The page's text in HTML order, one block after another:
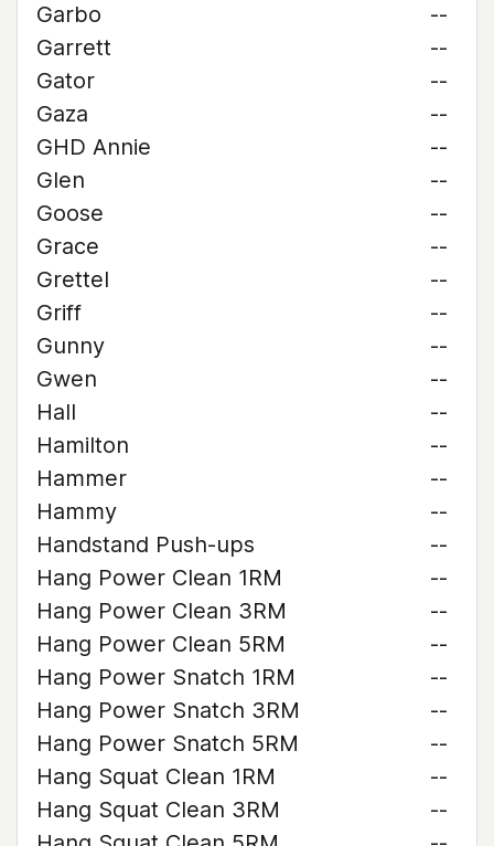
Garbo
--
Garrett
--
Gator
--
Gaza
--
GHD Annie
--
Glen
--
Goose
--
Grace
--
Grettel
--
Griff
--
Gunny
--
Gwen
--
Hall
--
Hamilton
--
Hammer
--
Hammy
--
Handstand Push-ups
--
Hang Power Clean 1RM
--
Hang Power Clean 3RM
--
Hang Power Clean 5RM
--
Hang Power Snatch 1RM
--
Hang Power Snatch 3RM
--
Hang Power Snatch 5RM
--
Hang Squat Clean 1RM
--
Hang Squat Clean 3RM
--